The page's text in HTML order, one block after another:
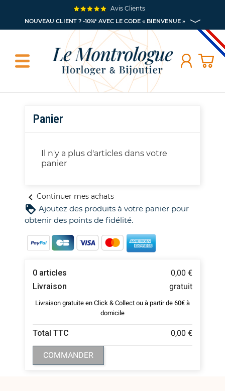
NOUVEAU CLIENT ? -10%* AVEC LE CODE « BIENVENUE »
Avis Clients
Panier
Il n'y a plus d'articles dans votre
panier
chevron_leftContinuer mes achats
loyalty Ajoutez des produits à votre panier pour
obtenir des points de fidélité.
0 articles
0,00 €
Livraison
gratuit
Livraison gratuite en Click & Collect ou à partir de 60€ à
domicile
Total TTC 0,00 €
COMMANDER